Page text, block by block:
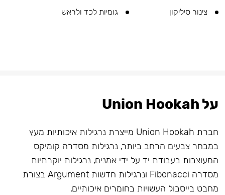
צינור סיליקון
גומיות לכד ולראש
על Union Hookah
חברת Union Hookah מייצרת נרגילות איכותיות מעץ
במבחר צבעים הרחב ביותר, נרגילות מסדרה קומיקס
המעוצבות בעבודת יד על ידי אמנים, נרגילות יוקרתיות
מסדרה Fibonacci ונרגילות חדשות Argument בצורת
מחבט בייסבול העשויות בחומרים איכותיים.